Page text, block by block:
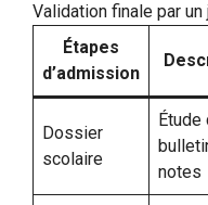
Validation finale par
Étapes
d’admission
Dossier
scolaire
Étude
notes